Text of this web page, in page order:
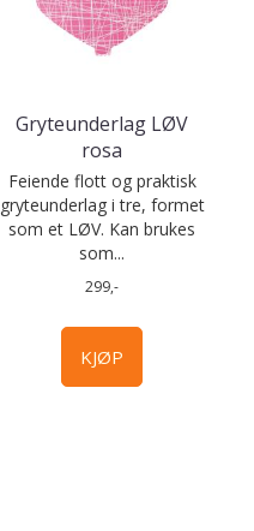
Gryteunderlag LØV
rosa
Feiende flott og praktisk
gryteunderlag i tre, formet
som et LØV. Kan brukes
som...
299,-
KJØP